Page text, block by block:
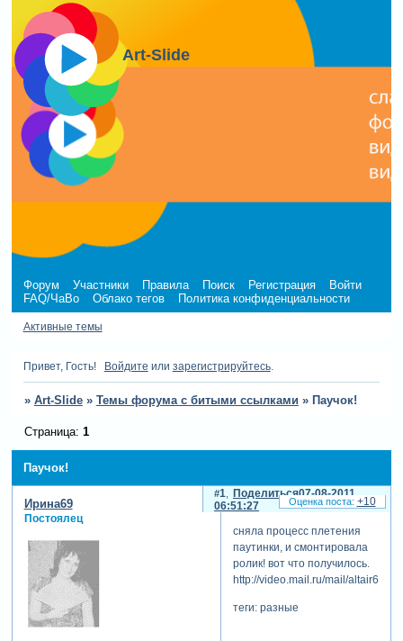
Art-Slide
Форум Участники Правила Поиск Регистрация
Войти
FAQ/ЧаВо
Облако тегов Политика конфиденциальности
Активные темы
Привет, Гость! Войдите или зарегистрируйтесь.
» Art-Slide » Темы форума с битыми ссылками » Паучок!
Паучок!
Страница: 1
Поделиться
1
07-08-2011
06:51:27
Ирина69
Постоялец
сняла процесс плетения
паутинки, и смонтировала
ролик! вот что получилось.
http://video.mail.ru/mail/altair69/
теги: разные
+10